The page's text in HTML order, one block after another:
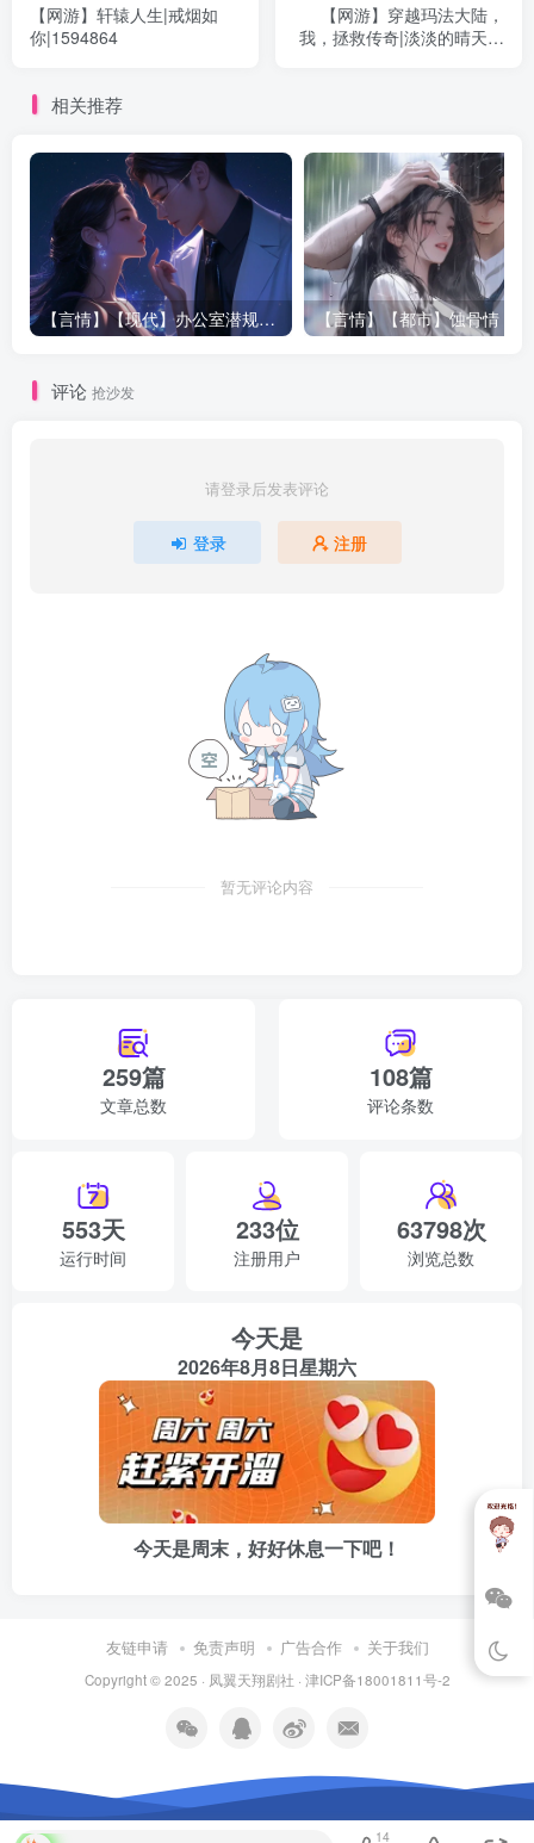
定会和我们合作的，是吧，亲爱的乔治博士？”陌生人带着嘲
笑的语气道。
乔治看了看对方，叹了口气，道：“我知道你们想要什么，可
“不不不，你会的。”陌生人没有生气，反而温和的道，“因为
你很爱你的妻子，更爱你的女儿，你不会希望她们有事，所
以你一定会告诉我们。”
“真的吗？”乔治淡淡一笑，“上帝，宽恕我吧。”说着双手做了
在胸前划着十字，“上帝，宽恕我吧。”
Z国中南海总理办公室，国家总理任定国正忙着批阅文件。
“报告！”一个响亮的声音在门口响起。
“进来。”总理没有抬头，继续批阅文件。
国罗尔德博士被杀，Y国乔治博士在家遇到袭击，还有其他
是说……”总理面色微变地道。
“不错，他们都是参加了《绝世》开发的计算机博士，我怀疑
他们的资料被泄露了，有人想在《绝世》称霸，所以才会找
是不是要加强对小凌等人的保护？”
“马上命令各有关部门，全力保护小凌子等人的安全。”总理
“是。”大校军官行了一个标准军礼，急急去安排。
C市，我懒懒的躺在沙发上，手里翻着一张海报，“只有你想
不到，没有你做不到。口气倒是大得可以。”我随手一弹，
《绝世》宣传海报，‘哧啦’一声，被震成碎片，四处散去。
我叫无情，在外流浪了15年，就在《绝世》大肆宣传的时
机缘巧合下让我得到了一个特级游戏头盔，虽不能跟贵宾级
头盔相比，但也不是人人可以得到的，只观其价值
度，足以让在现实污染过度的环境中呆腻了的人们趋之若
猱。头盔带有自动感应系统，及时通知游戏中的玩家知道现
实中发生的事，比如现实中电话响起，有人敲门，进入你的
【网游】轩辕人生|戒烟如
你|1594864
【网游】穿越玛法大陆，
我，拯救传奇|淡淡的晴天霹
相关推荐
【言情】【现代】办公室潜规则|姚公子|250660
评论 抢沙发
请登录后发表评论
登录 注册
暂无评论内容
553天
运行时间
233位
注册用户
63798次
浏览总数
259篇
文章总数
108篇
评论条数
今天是
2026年8月8日星期六
今天是周末，好好休息一下吧！
友链申请 免责声明 广告合作 关于我们
Copyright © 2025 · 凤翼天翔剧社 · 津ICP备18001811号-2
14